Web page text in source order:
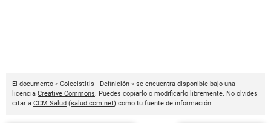
El documento « Colecistitis - Definición » se encuentra disponible bajo una
licencia Creative Commons. Puedes copiarlo o modificarlo libremente. No olvides
citar a CCM Salud (salud.ccm.net) como tu fuente de información.